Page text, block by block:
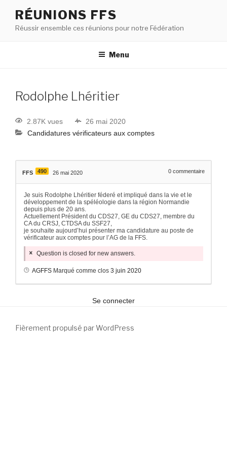
RÉUNIONS FFS
Réussir ensemble ces réunions pour notre Fédération
Menu
Rodolphe Lhéritier
2.87K vues
26 mai 2020
Candidatures vérificateurs aux comptes
FFS 490 26 mai 2020 0 commentaire
Je suis Rodolphe Lhéritier féderé et impliqué dans la vie et le
développement de la spéléologie dans la région Normandie
depuis plus de 20 ans.
Actuellement Président du CDS27, GE du CDS27, membre du
CA du CRSJ, CTDSA du SSF27,
je souhaite aujourd’hui présenter ma candidature au poste de
vérificateur aux comptes pour l’AG de la FFS.
Question is closed for new answers.
AGFFS Marqué comme clos 3 juin 2020
Se connecter
Fièrement propulsé par WordPress